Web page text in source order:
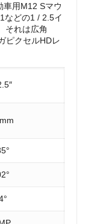
用M12 Sマウ
などの1 / 2.5イ
それは広角
ピクセルHDレ